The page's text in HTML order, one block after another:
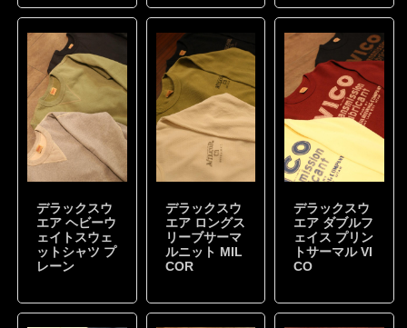
デラックスウ
エア ヘビーウ
ェイトスウェ
ットシャツ プ
レーン
デラックスウ
エア ロングス
リーブサーマ
ルニット MIL
COR
デラックスウ
エア ダブルフ
ェイス プリン
トサーマル VI
CO